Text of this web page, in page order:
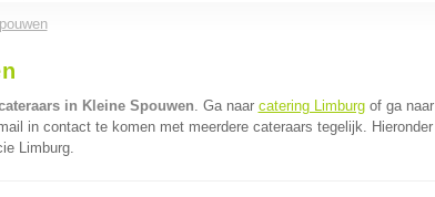
in Kleine Spouwen. Ga naar catering Limburgof ga naar
in contact te komen met meerdere cateraars tegelijk. Hieronder
Limburg.